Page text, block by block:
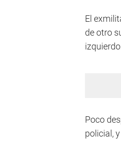
El
de otro
Poco
policial,